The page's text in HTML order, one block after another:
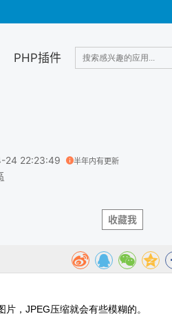
PHP插件
24 22:23:49 半年内有更新
收藏我
，JPEG压缩就会有些模糊的。